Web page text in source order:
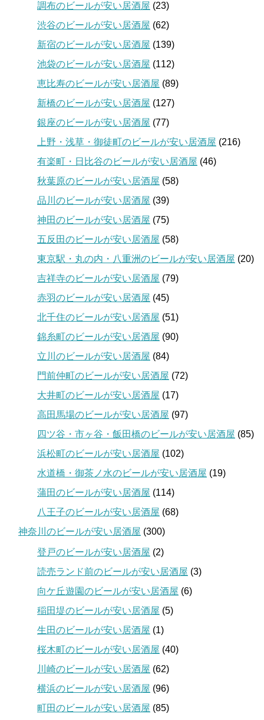
調布のビールが安い居酒屋 (23)
渋谷のビールが安い居酒屋 (62)
新宿のビールが安い居酒屋 (139)
池袋のビールが安い居酒屋 (112)
恵比寿のビールが安い居酒屋 (89)
新橋のビールが安い居酒屋 (127)
銀座のビールが安い居酒屋 (77)
上野・浅草・御徒町のビールが安い居酒屋 (216)
有楽町・日比谷のビールが安い居酒屋 (46)
秋葉原のビールが安い居酒屋 (58)
品川のビールが安い居酒屋 (39)
神田のビールが安い居酒屋 (75)
五反田のビールが安い居酒屋 (58)
東京駅・丸の内・八重洲のビールが安い居酒屋 (20)
吉祥寺のビールが安い居酒屋 (79)
赤羽のビールが安い居酒屋 (45)
北千住のビールが安い居酒屋 (51)
錦糸町のビールが安い居酒屋 (90)
立川のビールが安い居酒屋 (84)
門前仲町のビールが安い居酒屋 (72)
大井町のビールが安い居酒屋 (17)
高田馬場のビールが安い居酒屋 (97)
四ツ谷・市ヶ谷・飯田橋のビールが安い居酒屋 (85)
浜松町のビールが安い居酒屋 (102)
水道橋・御茶ノ水のビールが安い居酒屋 (19)
蒲田のビールが安い居酒屋 (114)
八王子のビールが安い居酒屋 (68)
神奈川のビールが安い居酒屋 (300)
登戸のビールが安い居酒屋 (2)
読売ランド前のビールが安い居酒屋 (3)
向ケ丘遊園のビールが安い居酒屋 (6)
稲田堤のビールが安い居酒屋 (5)
生田のビールが安い居酒屋 (1)
桜木町のビールが安い居酒屋 (40)
川崎のビールが安い居酒屋 (62)
横浜のビールが安い居酒屋 (96)
町田のビールが安い居酒屋 (85)